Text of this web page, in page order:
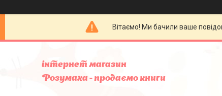
Вітаємо! Ми бачили ваше
інтернет магазин
Розумаха - продаємо книги